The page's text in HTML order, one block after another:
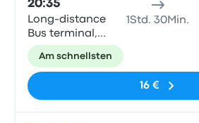
20:35
Long-distance
Bus terminal,
Rode-Parks-
Ring
1Std. 30Min.
Am schnellsten
16 €